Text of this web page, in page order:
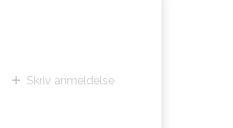
Skriv anmeldelse